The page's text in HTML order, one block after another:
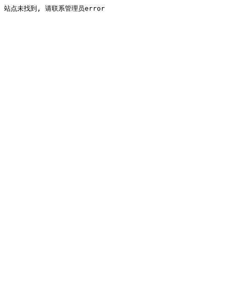
站点未找到, 请联系管理员error